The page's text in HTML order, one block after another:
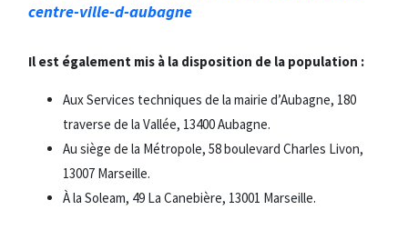
centre-ville-d-aubagne
Il est également mis à la disposition de la population :
Aux Services techniques de la mairie d’Aubagne, 180
traverse de la Vallée, 13400 Aubagne.
Au siège de la Métropole, 58 boulevard Charles Livon,
13007 Marseille.
À la Soleam, 49 La Canebière, 13001 Marseille.